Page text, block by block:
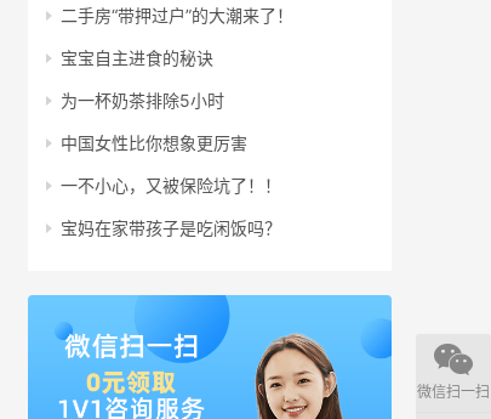
二手房“带押过户”的大潮来了！
宝宝自主进食的秘诀
为一杯奶茶排除5小时
中国女性比你想象更厉害
一不小心，又被保险坑了！！
宝妈在家带孩子是吃闲饭吗？
微信扫一扫